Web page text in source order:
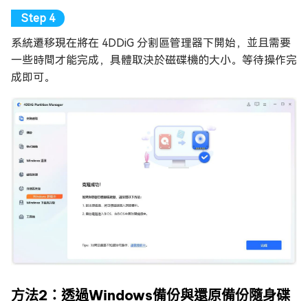
系統遷移現在將在 4DDiG 分割區管理器下開始，並且需要
一些時間才能完成，具體取決於磁碟機的大小。等待操作完
成即可。
方法2：透過Windows備份與還原備份隨身碟